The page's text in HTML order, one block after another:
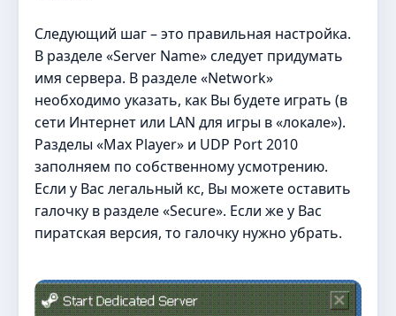
Следующий шаг – это правильная настройка.
В разделе «Server Name» следует придумать
имя сервера. В разделе «Network»
необходимо указать, как Вы будете играть (в
сети Интернет или LAN для игры в «локале»).
Разделы «Max Player» и UDP Port 2010
заполняем по собственному усмотрению.
Если у Вас легальный кс, Вы можете оставить
галочку в разделе «Secure». Если же у Вас
пиратская версия, то галочку нужно убрать.